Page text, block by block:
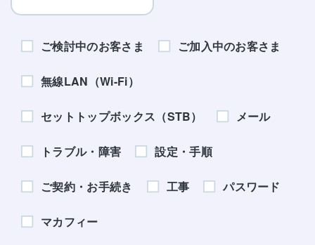
ご検討中のお客さま ご加入中のお客さま
無線LAN（Wi-Fi）
セットトップボックス（STB） メール
トラブル・障害 設定・手順
ご契約・お手続き 工事 パスワード
マカフィー